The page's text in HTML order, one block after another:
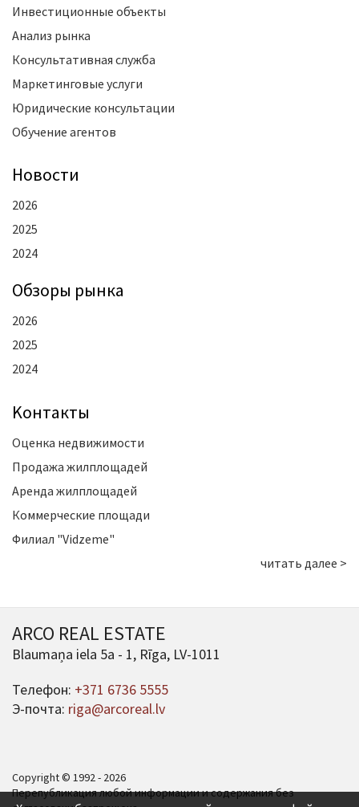
Инвестиционные объекты
Анализ рынка
Консультативная служба
Маркетинговые услуги
Юридические консультации
Обучение агентов
Новости
2026
2025
2024
Oбзоры рынка
2026
2025
2024
Kонтакты
Оценка недвижимости
Продажа жилплощадей
Аренда жилплощадей
Коммерческие площади
Филиал "Vidzeme"
читать далее >
ARCO REAL ESTATE
Blaumaņa iela 5a - 1, Rīga, LV-1011
Телефон: +371 6736 5555
Э-почта: riga@arcoreal.lv
Copyright © 1992 - 2026
Перепубликация любой информации и содержания без